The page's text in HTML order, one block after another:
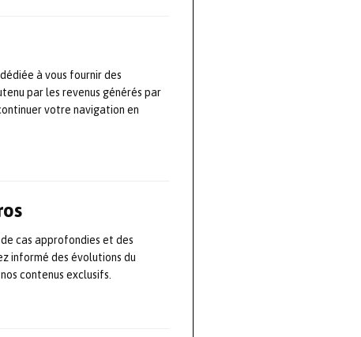
à vous fournir des
par les revenus générés par
votre navigation en
cas approfondies et des
informé des évolutions du
contenus exclusifs.
les
synergie avec
efficace,
avancée des
leviers